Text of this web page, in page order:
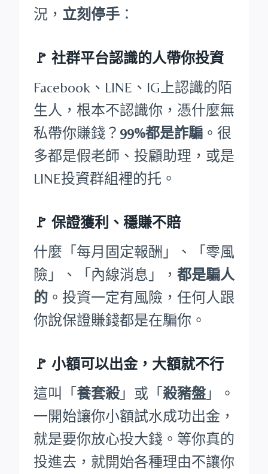
況， 立刻停手 ：
🚩 社群平台認識的人帶你投資
Facebook、LINE、IG上認識的陌
生人，根本不認識你，憑什麼無
私帶你賺錢？ 99%都是詐騙 。很
多都是假老師、投顧助理，或是
LINE投資群組裡的托。
🚩 保證獲利、穩賺不賠
什麼「每月固定報酬」、「零風
險」、「內線消息」， 都是騙人
的 。投資一定有風險，任何人跟
你說保證賺錢都是在騙你。
🚩 小額可以出金，大額就不行
這叫「 養套殺」或「 殺豬盤 」。
一開始讓你小額試水成功出金，
就是要你放心投大錢。等你真的
投進去，就開始各種理由不讓你